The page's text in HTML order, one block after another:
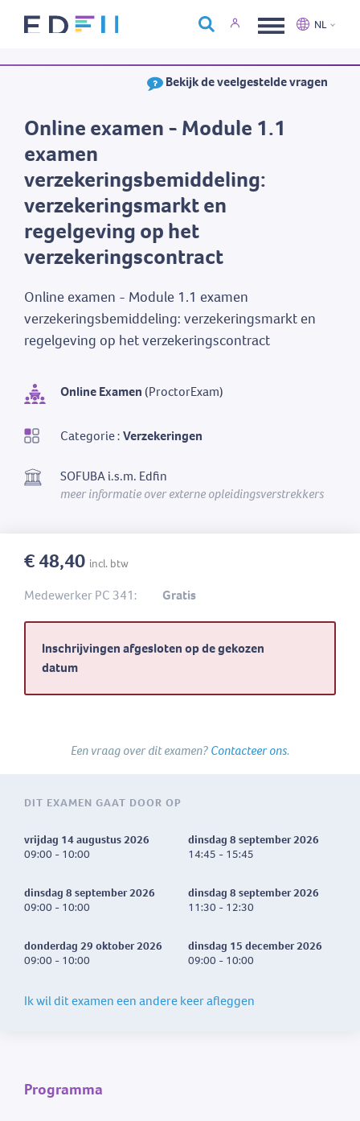
Over Edfin
Kalender
NL
Français
Bekijk de veelgestelde vragen
Online Examen(ProctorExam)
Categorie :Verzekeringen
SOFUBA i.s.m. Edfin
meer informatie over externe opleidingsverstrekkers
Online examen - Module 1.1
examen
verzekeringsbemiddeling:
verzekeringsmarkt en
regelgeving op het
verzekeringscontract
Online examen - Module 1.1 examen
verzekeringsbemiddeling: verzekeringsmarkt en
regelgeving op het verzekeringscontract
€ 48,40 incl. btw
Medewerker PC 341: Gratis
Inschrijvingen afgesloten op de gekozen
datum
Een vraag over dit examen?Contacteer ons.
DIT EXAMEN GAAT DOOR OP
vrijdag 14 augustus 2026
09:00 - 10:00
dinsdag 8 september 2026
14:45 - 15:45
dinsdag 8 september 2026
09:00 - 10:00
dinsdag 8 september 2026
11:30 - 12:30
donderdag 29 oktober 2026
09:00 - 10:00
dinsdag 15 december 2026
09:00 - 10:00
Ik wil dit examen een andere keer afleggen
Programma